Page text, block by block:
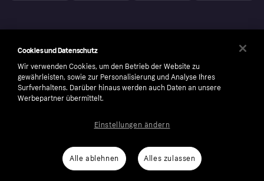
number: 556737-0431
Cookies Klarna.com
Cookies und Datenschutz
Wir verwenden Cookies, um den Betrieb der Website zu
gewährleisten, sowie zur Personalisierung und Analyse Ihres
Surfverhaltens. Darüber hinaus werden auch Daten an unsere
Werbepartner übermittelt.
Alle ablehnen Alles zulassen
Einstellungen ändern